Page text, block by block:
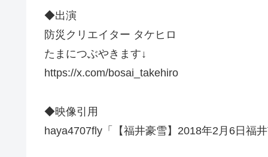
◆出演
防災クリエイター タケヒロ
たまにつぶやきます↓
https://x.com/bosai_takehiro
◆映像引用
haya4707fly「【福井豪雪】2018年2月6日福井